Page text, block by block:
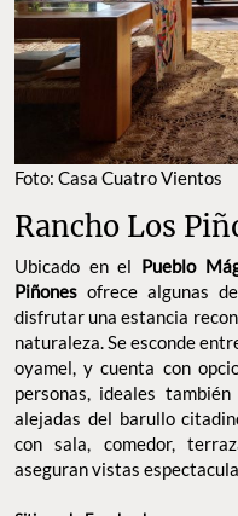
Foto: Casa Cuatro Vientos
Rancho Los
Ubicado en el Pueblo
Piñones ofrece algunas
disfrutar una estancia
naturaleza. Se esconde
oyamel, y cuenta con
personas, ideales
alejadas del barullo
con sala, comedor,
aseguran vistas